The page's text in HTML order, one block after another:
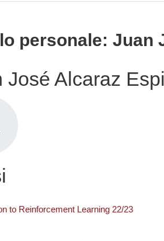
personale: Juan
José Alcaraz
to Reinforcement Learning 22/23